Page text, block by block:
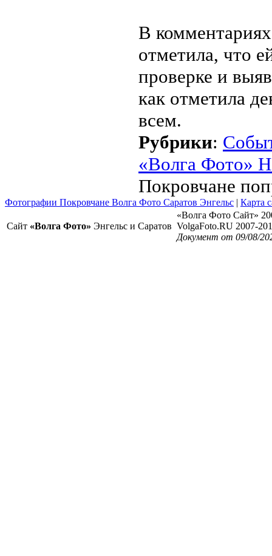
В
отметила, что
проверке и
как отметила
всем.
Рубрики:
«Волга Фото»
Покровчане
Фотографии Покровчане Волга Фото Саратов Энгельс | Карта
Сайт «Волга Фото» Энгельс и Саратов
«Волга Фото Сайт»
VolgaFoto.RU 2007-
Документ от 09/08/